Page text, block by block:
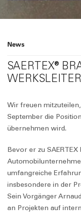
News
SAERTEX®
ERKSLEITER
Wir freuen
September die
übernehmen wird.
Bevor er zu
umfangreiche
insbesondere in der
Sein Vorgänger
an Projekten auf